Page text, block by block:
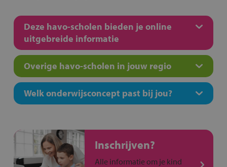
Deze havo-scholen bieden je online
uitgebreide informatie
Overige havo-scholen in jouw regio
Welk onderwijsconcept past bij jou?
Inschrijven?
Alle informatie om je kind